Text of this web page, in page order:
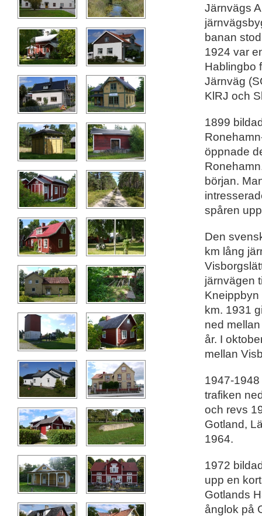
Järnvägs
banan
1924 var
Hablingbo
Järnväg
KlRJ och
1899
öppnade
början.
spåren
Den
km lång
järnvägen
Kneippbyn
km. 1931
ned
år. I
mellan
1947-
trafiken
och revs
Gotland,
1964.
1972
upp en
Gotlands
ånglok på